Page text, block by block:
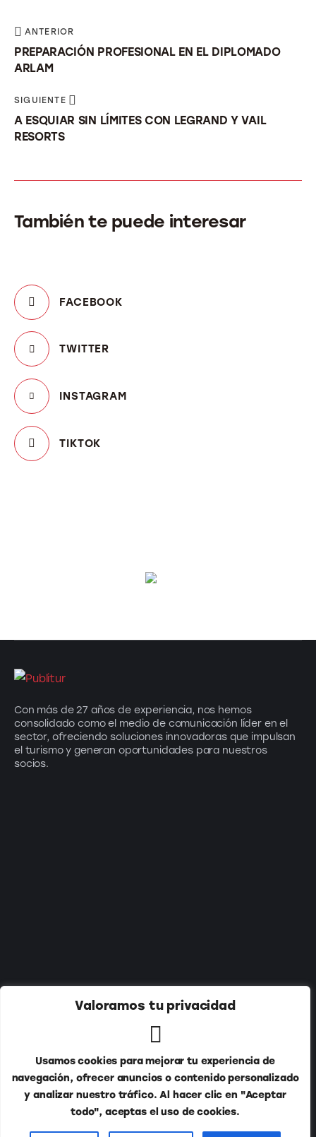
Valoramos tu privacidad
Usamos cookies para mejorar tu experiencia de
navegación, ofrecer anuncios o contenido personalizado
y analizar nuestro tráfico. Al hacer clic en "Aceptar
todo", aceptas el uso de cookies.
ANTERIOR
PREPARACIÓN PROFESIONAL EN EL DIPLOMADO
ARLAM
SIGUIENTE
A ESQUIAR SIN LÍMITES CON LEGRAND Y VAIL
RESORTS
También te puede interesar
FACEBOOK
TWITTER
INSTAGRAM
TIKTOK
Con más de 27 años de experiencia, nos hemos
consolidado como el medio de comunicación líder en el
sector, ofreciendo soluciones innovadoras que impulsan
el turismo y generan oportunidades para nuestros
socios.
Publitur © 2026. Todos los derechos reservados.